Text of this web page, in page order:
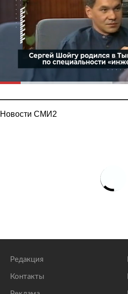
Новости СМИ2
Редакция
Контакты